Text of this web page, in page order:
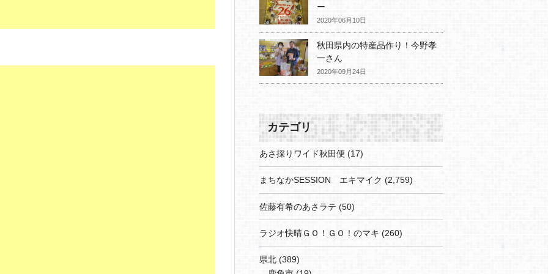
ー
2020年06月10日
秋田県内の特産品作り！今野孝
一さん
2020年09月24日
カテゴリ
あさ採りワイド秋田便 (17)
まちなかSESSION エキマイク (2,759)
佐藤有希のあさラテ (50)
ラジオ快晴ＧＯ！ＧＯ！のマキ (260)
県北 (389)